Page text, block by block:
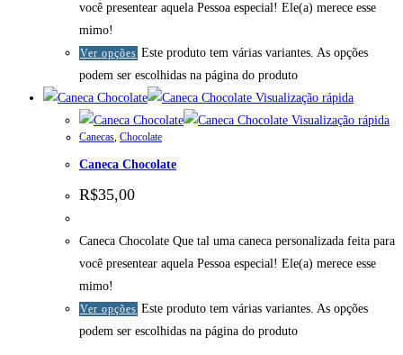
você presentear aquela Pessoa especial! Ele(a) merece esse
mimo!
Ver opções Este produto tem várias variantes. As opções
podem ser escolhidas na página do produto
Visualização rápida
Visualização rápida
Canecas, Chocolate
Caneca Chocolate
R$35,00
Caneca Chocolate Que tal uma caneca personalizada feita para
você presentear aquela Pessoa especial! Ele(a) merece esse
mimo!
Ver opções Este produto tem várias variantes. As opções
podem ser escolhidas na página do produto